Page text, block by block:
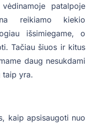
patalpoje
reikiamo kiekio
išsimiegame, o
Tačiau šiuos ir kitus
daug nesukdami
taip yra.
kaip apsisaugoti nuo